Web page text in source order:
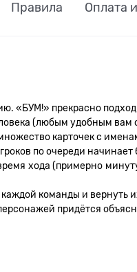
Правила Оплата
«БУМ!» прекрасно
(любым удобным
карточек с
по очереди
хода (примерно
команды и вернуть
придётся